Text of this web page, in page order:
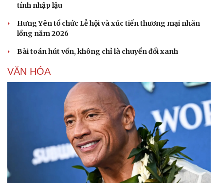
Sân khấu - Điện ảnh
Âm nhạc
Giải trí
Nghệ sĩ
Thời trang
Sao Việt
tính nhập lậu
Hưng Yên tổ chức Lễ hội và xúc tiến thương mại nhãn
lồng năm 2026
Bài toán hút vốn, không chỉ là chuyển đổi xanh
VĂN HÓA